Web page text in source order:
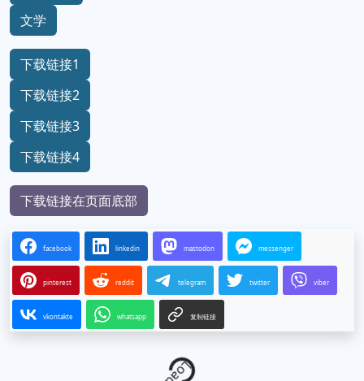
文学
下载链接1
下载链接2
下载链接3
下载链接4
下载链接在页面底部
facebook linkedin mastodon messenger
pinterest reddit telegram twitter viber
vkontakte whatsapp 复制链接
Loading...